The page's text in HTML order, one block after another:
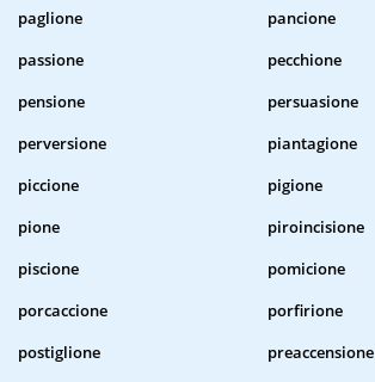
paglione
pancione
passione
pecchione
pensione
persuasione
perversione
piantagione
piccione
pigione
pione
piroincisione
piscione
pomicione
porcaccione
porfirione
postiglione
preaccensione